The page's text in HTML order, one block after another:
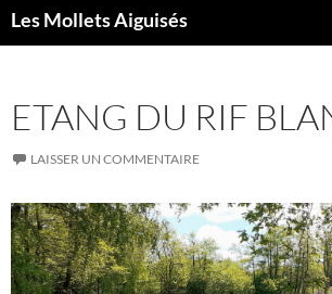
Les Mollets Aiguisés
ETANG DU RIF
LAISSER UN COMMENTAIRE